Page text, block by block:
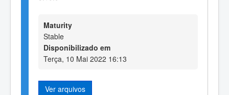
Maturity
Stable
Disponibilizado em
Terça, 10 Mai 2022 16:13
Ver arquivos